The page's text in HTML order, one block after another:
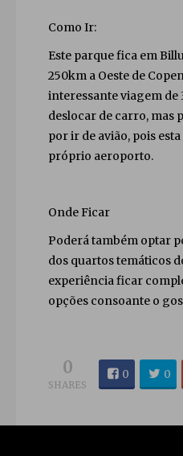
Como Ir:
Este parque fica em
250km a Oeste de
interessante viagem de
deslocar de carro, mas
por ir de avião, pois
próprio aeroporto.
Onde Ficar
Poderá também optar
dos quartos temáticos
experiência ficar
opções consoante o
0
SHARES
0 0